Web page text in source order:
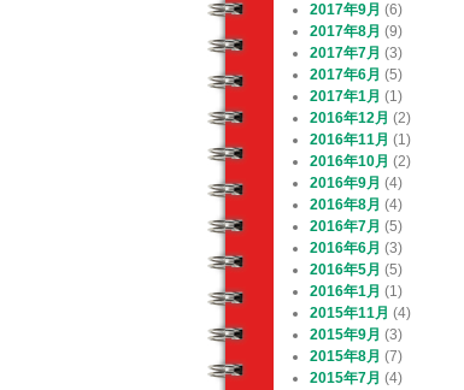
2017年9月 (6)
2017年8月 (9)
2017年7月 (3)
2017年6月 (5)
2017年1月 (1)
2016年12月 (2)
2016年11月 (1)
2016年10月 (2)
2016年9月 (4)
2016年8月 (4)
2016年7月 (5)
2016年6月 (3)
2016年5月 (5)
2016年1月 (1)
2015年11月 (4)
2015年9月 (3)
2015年8月 (7)
2015年7月 (4)